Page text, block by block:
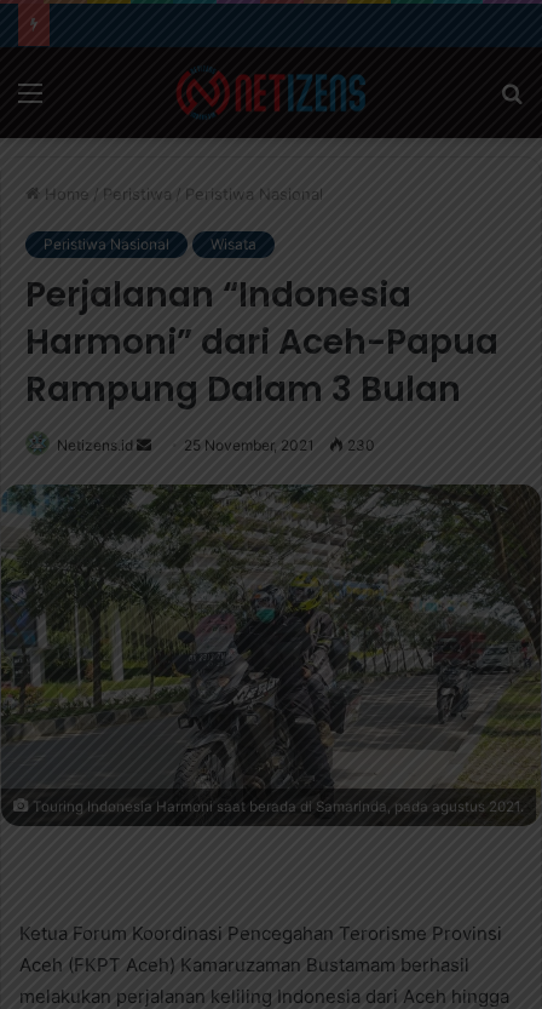
Home / Peristiwa / Peristiwa Nasional
Peristiwa Nasional Wisata
Perjalanan “Indonesia
Harmoni” dari Aceh-Papua
Rampung Dalam 3 Bulan
Netizens.id
n
d
a
n
e
m
a
i
25 November, 2021 230
Touring Indonesia Harmoni saat berada di Samarinda, pada agustus 2021.
Ketua Forum Koordinasi Pencegahan Terorisme Provinsi
Aceh (FKPT Aceh) Kamaruzaman Bustamam berhasil
melakukan perjalanan keliling Indonesia dari Aceh hingga